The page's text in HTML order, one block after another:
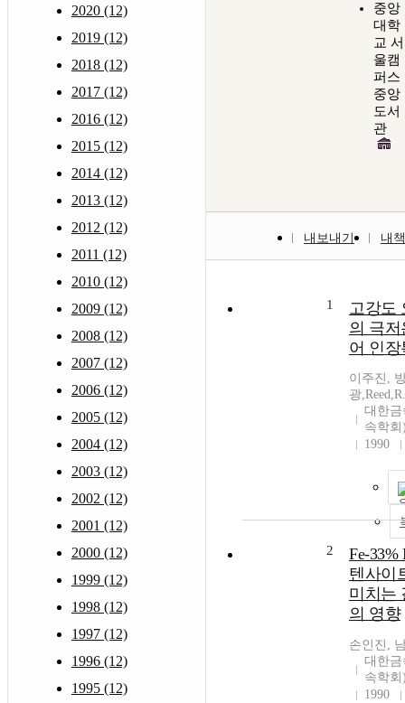
2020 (12)
2019 (12)
2018 (12)
2017 (12)
2016 (12)
2015 (12)
2014 (12)
2013 (12)
2012 (12)
2011 (12)
2010 (12)
2009 (12)
2008 (12)
2007 (12)
2006 (12)
2005 (12)
2004 (12)
2003 (12)
2002 (12)
2001 (12)
2000 (12)
1999 (12)
1998 (12)
1997 (12)
1996 (12)
1995 (12)
중앙
대학
교 서
울캠
퍼스
중앙
도서
관
내보내기 내
1
고강도
의 극
어 인장
이주진,
광
대한
속학회
1990
2
Fe-
텐사이
미치는
의 영향
손인진,
대한
속학회
1990